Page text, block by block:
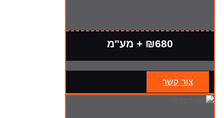
₪680 + מע"מ
צור קשר